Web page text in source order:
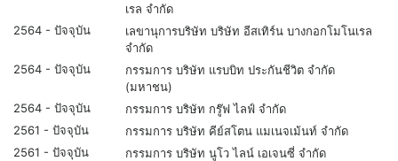
เรล จำกัด
2564 - ปัจจุบัน
เลขานุการบริษัท บริษัท อีสเทิร์น บางกอกโมโนเรล
จำกัด
2564 - ปัจจุบัน
กรรมการ บริษัท แรบบิท ประกันชีวิต จำกัด
(มหาชน)
2564 - ปัจจุบัน
กรรมการ บริษัท กรู๊ฟ ไลฟ์ จำกัด
2561 - ปัจจุบัน
กรรมการ บริษัท คีย์สโตน แมเนจเม้นท์ จำกัด
2561 - ปัจจุบัน
กรรมการ บริษัท นูโว ไลน์ เอเจนซี่ จำกัด